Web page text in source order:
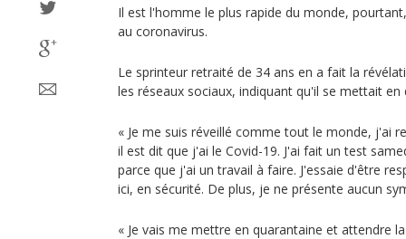
Il est l'homme le plus rapide du monde,
au coronavirus.
Le sprinteur retraité de 34 ans en a fait la
les réseaux sociaux, indiquant qu'il se mettait
« Je me suis réveillé comme tout le monde, j'ai
il est dit que j'ai le Covid-19. J'ai fait un test
parce que j'ai un travail à faire. J'essaie d'être
ici, en sécurité. De plus, je ne présente aucun
« Je vais me mettre en quarantaine et attendre